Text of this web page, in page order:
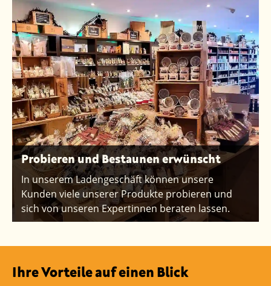
Probieren und Bestaunen erwünscht
In unserem Ladengeschäft können unsere
Kunden viele unserer Produkte probieren und
sich von unseren Expertinnen beraten lassen.
Ihre Vorteile auf einen Blick